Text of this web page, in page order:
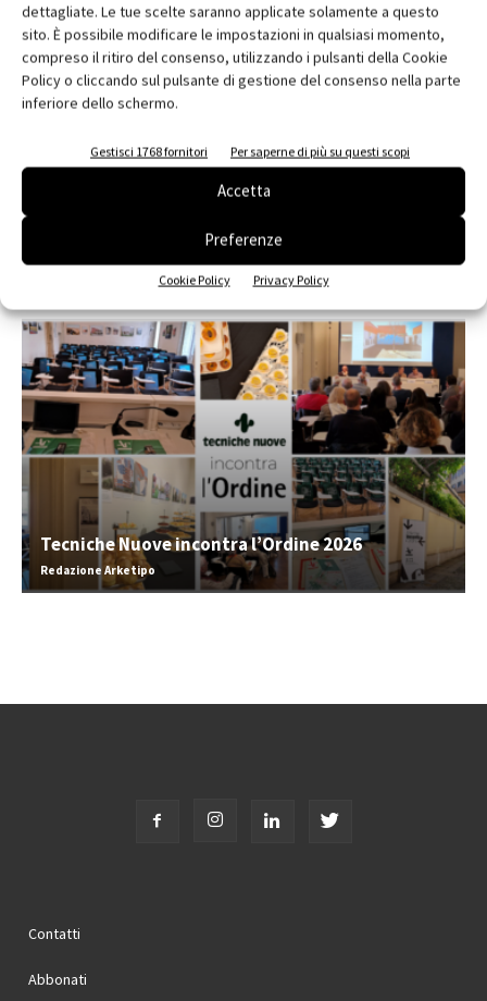
dettagliate. Le tue scelte saranno applicate solamente a questo
sito. È possibile modificare le impostazioni in qualsiasi momento,
compreso il ritiro del consenso, utilizzando i pulsanti della Cookie
Policy o cliccando sul pulsante di gestione del consenso nella parte
inferiore dello schermo.
Gestisci 1768 fornitori Per saperne di più su questi scopi
Accetta
Preferenze
Cookie Policy Privacy Policy
Abbonati e regala
Tecniche Nuove incontra l’Ordine 2026
Redazione Arketipo
Contatti
Abbonati